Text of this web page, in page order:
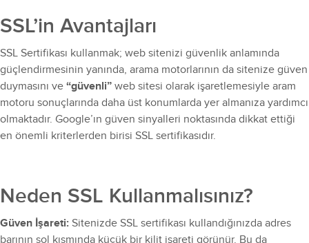
SSL’in Avantajları
SSL Sertifikası kullanmak; web sitenizi güvenlik anlamında
güçlendirmesinin yanında, arama motorlarının da sitenize güven
duymasını ve “güvenli” web sitesi olarak işaretlemesiyle aram
motoru sonuçlarında daha üst konumlarda yer almanıza yardımcı
olmaktadır. Google’ın güven sinyalleri noktasında dikkat ettiği
en önemli kriterlerden birisi SSL sertifikasıdır.
Neden SSL Kullanmalısınız?
Güven İşareti: Sitenizde SSL sertifikası kullandığınızda adres
barının sol kısmında küçük bir kilit işareti görünür. Bu da